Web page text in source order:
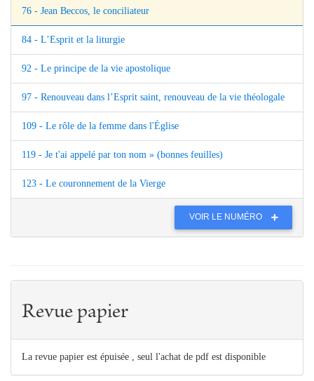
76 - Jean Beccos, le conciliateur
84 - L’Esprit et la liturgie
92 - Le principe de la vie apostolique
97 - Renouveau dans l’Esprit saint, renouveau de la vie théologale
109 - Le rôle de la femme dans l'Église
119 - Je t'ai appelé par ton nom » (bonnes feuilles)
123 - Le couronnement de la Vierge
VOIR LE NUMÉRO
Revue papier
La revue papier est épuisée , seul l'achat de pdf est disponible